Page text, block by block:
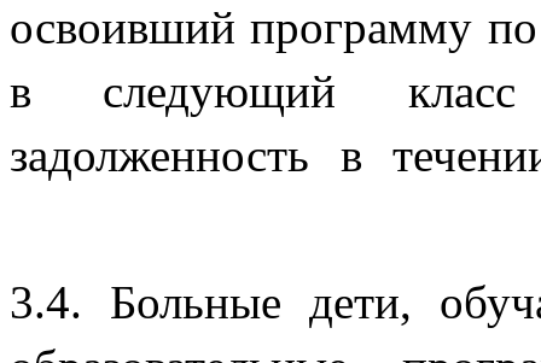
освоивший программу
в следующий
задолженность в
3.4. Больные дети,